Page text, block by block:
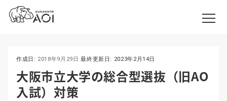
作成日: 2018年9月29日最終更新日: 2023年2月14日
大阪市立大学の総合型選抜（旧AO
入試）対策